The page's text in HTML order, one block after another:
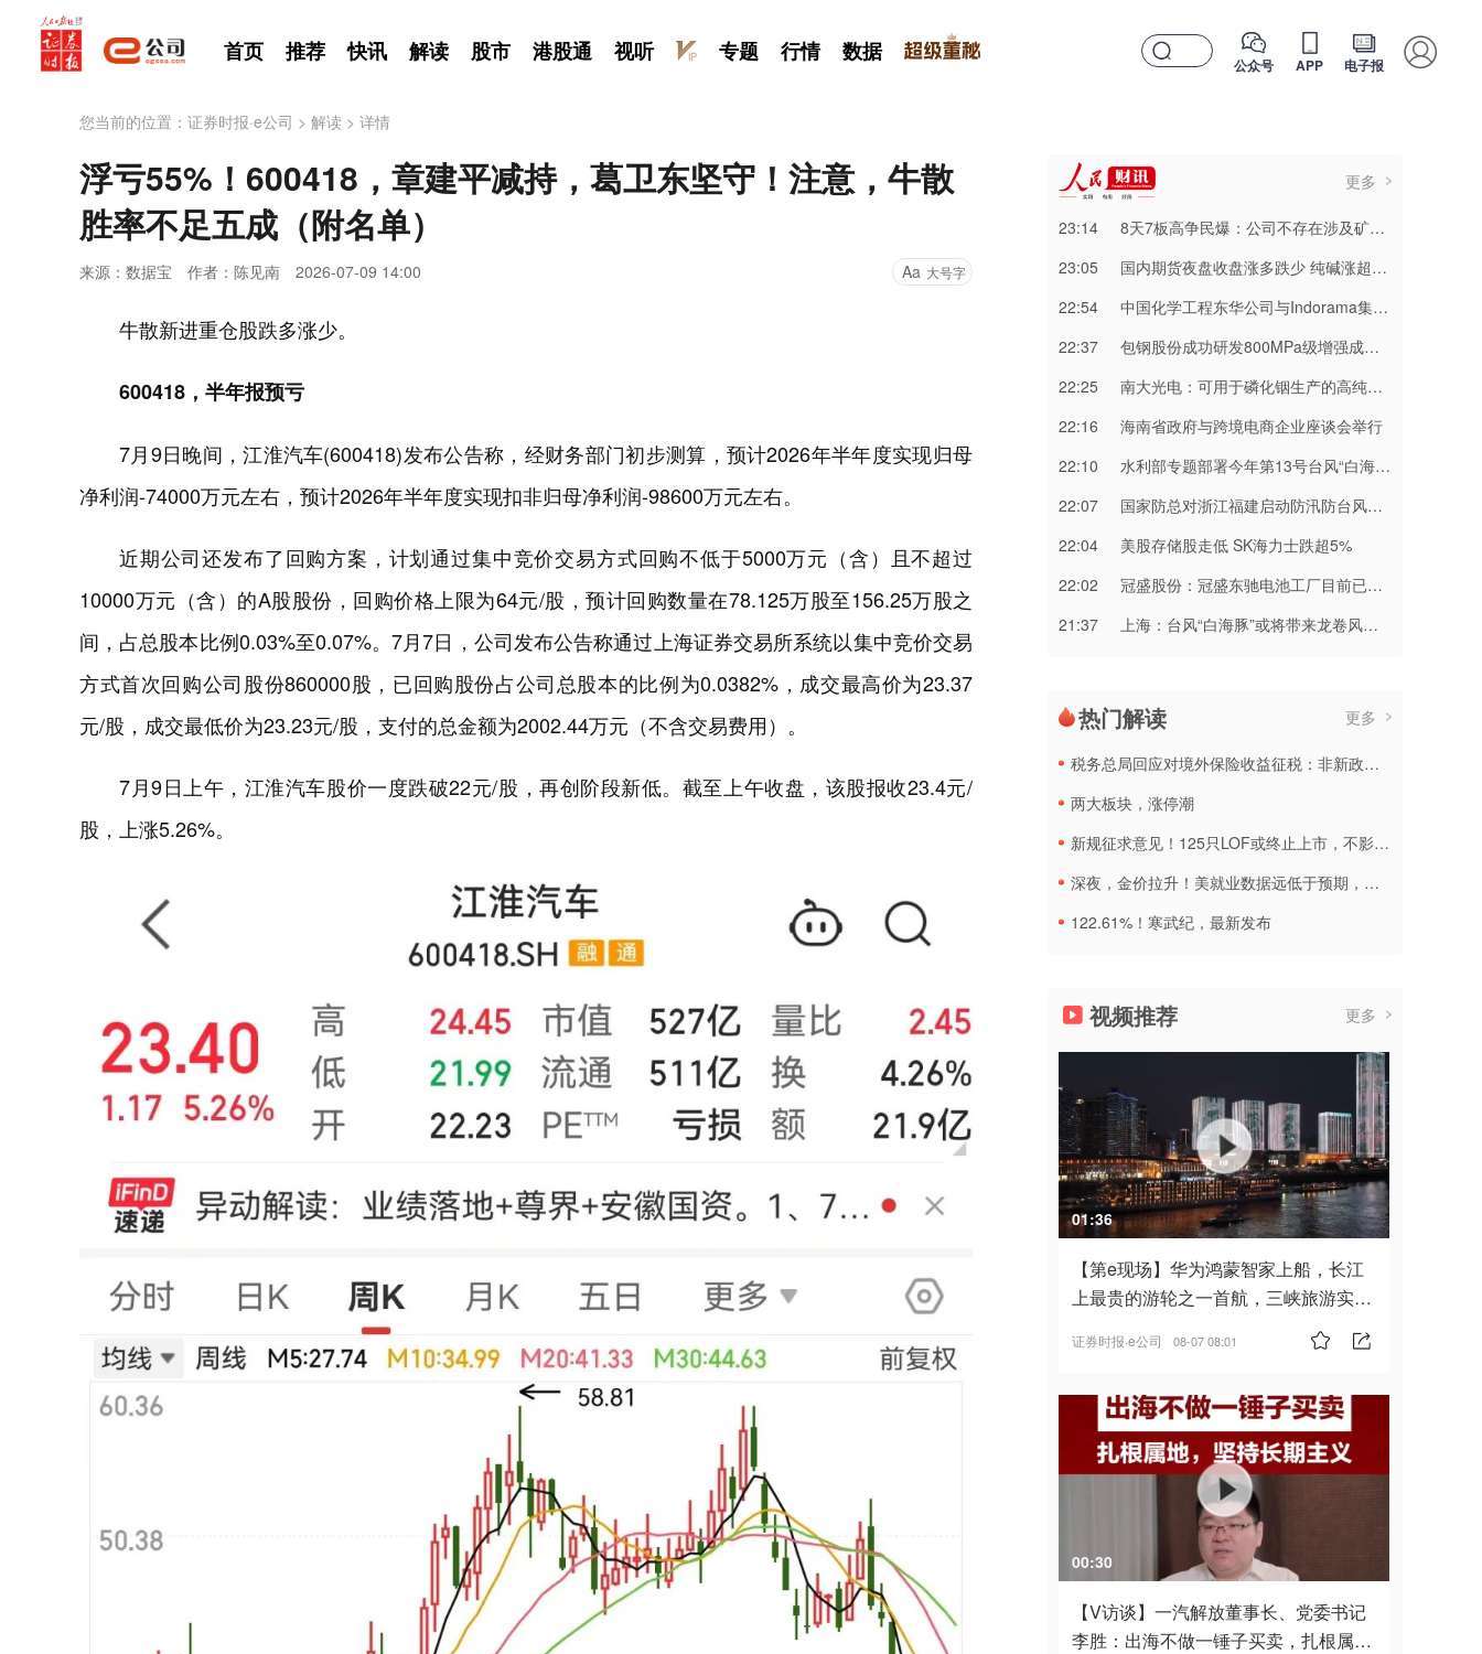
首页 推荐 快讯 解读 股市 港股通 视听 专题 行情 数据 公众号 APP 电子报
您当前的位置： 证券时报·e公司 > 解读 > 详情
浮亏55%！600418，章建平减持，葛卫东坚守！注意，牛散
胜率不足五成（附名单）
来源：数据宝 作者：陈见南 2026-07-09 14:00 Aa 大号字
牛散新进重仓股跌多涨少。
600418，半年报预亏
7月9日晚间，江淮汽车(600418)发布公告称，经财务部门初步测算，预计2026年半年度实现归母
净利润-74000万元左右，预计2026年半年度实现扣非归母净利润-98600万元左右。
近期公司还发布了回购方案，计划通过集中竞价交易方式回购不低于5000万元（含）且不超过
10000万元（含）的A股股份，回购价格上限为64元/股，预计回购数量在78.125万股至156.25万股之
间，占总股本比例0.03%至0.07%。7月7日，公司发布公告称通过上海证券交易所系统以集中竞价交易
方式首次回购公司股份860000股，已回购股份占公司总股本的比例为0.0382%，成交最高价为23.37
元/股，成交最低价为23.23元/股，支付的总金额为2002.44万元（不含交易费用）。
7月9日上午，江淮汽车股价一度跌破22元/股，再创阶段新低。截至上午收盘，该股报收23.4元/
股，上涨5.26%。
更多
23:14
8天7板高争民爆：公司不存在涉及矿山资产注入和重大资产重组的具体计划
23:05
国内期货夜盘收盘涨多跌少 纯碱涨超3%
22:54
中国化学工程东华公司与Indorama集团正式签署安阳清洁制气示范项目EPC合同
22:37
包钢股份成功研发800MPa级增强成形性稀土热轧汽车钢
22:25
南大光电：可用于磷化铟生产的高纯三甲基铟产能目前约为2吨/年
22:16
海南省政府与跨境电商企业座谈会举行
22:10
水利部专题部署今年第13号台风“白海豚” 暴雨洪水防御工作
22:07
国家防总对浙江福建启动防汛防台风三级应急响应
22:04
美股存储股走低 SK海力士跌超5%
22:02
冠盛股份：冠盛东驰电池工厂目前已进入全面联机调试工作
21:37
上海：台风“白海豚”或将带来龙卷风等极端影响
热门解读 更多
税务总局回应对境外保险收益征税：非新政策，无需过度解读
两大板块，涨停潮
新规征求意见！125只LOF或终止上市，不影响基金正常投资运作
深夜，金价拉升！美就业数据远低于预期，加息或生变
122.61%！寒武纪，最新发布
视频推荐 更多
01:36
【第e现场】华为鸿蒙智家上船，长江
上最贵的游轮之一首航，三峡旅游实
证券时报·e公司 08-07 08:01
00:30
【V访谈】一汽解放董事长、党委书记
李胜：出海不做一锤子买卖，扎根属